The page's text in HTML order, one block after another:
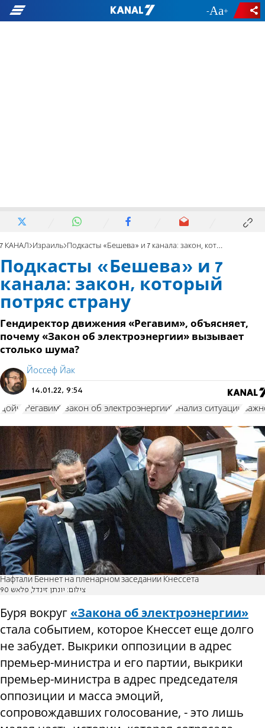
- +
7 КАНАЛ Израиль Подкасты «Бешева» и 7 канала: закон, который потряс страну
Подкасты «Бешева» и 7
канала: закон, который
потряс страну
Гендиректор движения «Регавим», объясняет,
почему «Закон об электроэнергии» вызывает
столько шума?
Йоссеф Йак
14.01.22, 9:54
Дойч "Регавим" "закон об электроэнергии" анализ ситуации
Нафтали Беннет на пленарном заседании Кнессета
צילום: יונתן זינדל, פלאש 90
Буря вокруг«Закона об электроэнергии»
стала событием, которое Кнессет еще долго
не забудет. Выкрики оппозиции в адрес
премьер-министра и его партии, выкрики
премьер-министра в адрес председателя
оппозиции и масса эмоций,
сопровождавших голосование, - это лишь